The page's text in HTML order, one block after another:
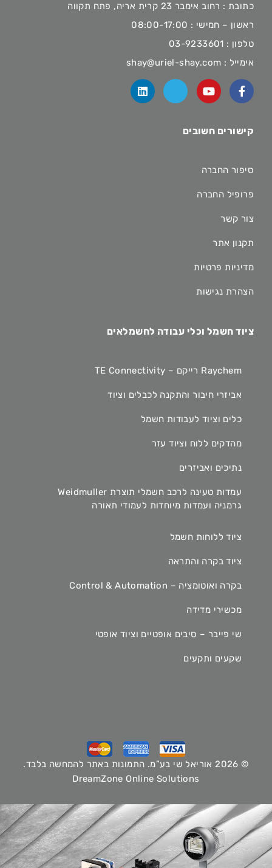
כתובת : רחוב אימבר 23 קרית אריה, פתח תקווה
ראשון – חמישי : 08:00-17:00
טלפון : 03-9233601
אימייל : shay@uriel-shay.com
קישורים חשובים
סיפור החברה
פרופיל החברה
צור קשר
תקנון אתר
מדיניות פרטיות
הצהרת נגישות
ציוד חשמל וכלי עבודה לחשמלאים
Raychem רייקם – TE Connectivity
אביזרי חיבור והתקנה לכבלים וציוד
כלים וציוד לעבודות חשמל
מהדקים ללוח וציוד עזר
נתיכים ואביזרים
עמדות טעינה לרכב חשמלי תוצרת Weidmuller
גרמניה ועמדות מיוחדות לעמודי תאורה
ציוד ללוחות חשמל
ציוד בקרה והתראה
בקרה ואוטומציה – Control & Automation
מכשירי מדידה
שי פייבר – סיבים אופטיים וציוד אופטי
שקעים ותקעים
© 2026 אוריאל שי בע”מ. התמונות באתר להמחשה בלבד.
DreamZone Online Solutions